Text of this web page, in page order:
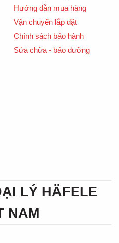
Hướng dẫn mua hàng
Vận chuyển lắp đặt
Chính sách bảo hành
Sửa chữa - bảo dưỡng
LÝ HÄFELE
NAM